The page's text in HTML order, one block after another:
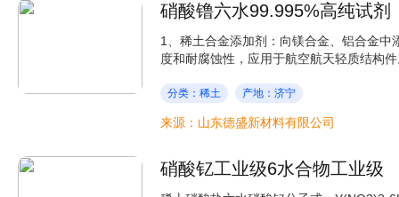
硝酸镥六水99.995%高纯试剂
1、稀土合金添加剂：向镁合金、铝合金
度和耐腐蚀性，应用于航空航天轻质结构
分类：稀土 产地：济宁
来源：山东德盛新材料有限公司
硝酸钇工业级6水合物工业级